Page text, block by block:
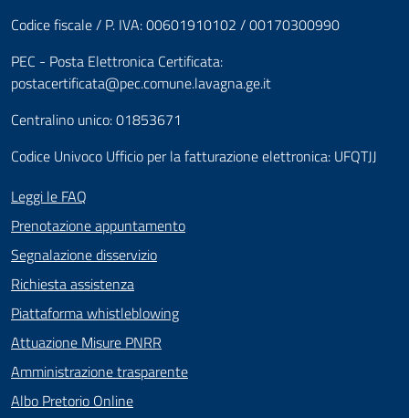
Codice fiscale / P. IVA: 00601910102 / 00170300990
PEC - Posta Elettronica Certificata:
postacertificata@pec.comune.lavagna.ge.it
Centralino unico: 01853671
Codice Univoco Ufficio per la fatturazione elettronica: UFQTJJ
Leggi le FAQ
Prenotazione appuntamento
Segnalazione disservizio
Richiesta assistenza
Piattaforma whistleblowing
Attuazione Misure PNRR
Amministrazione trasparente
Albo Pretorio Online